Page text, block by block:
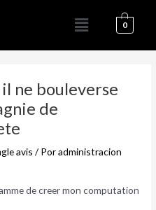
Menú 0
ne bouleverse
de
avis / Poradministracion
de creer mon computation